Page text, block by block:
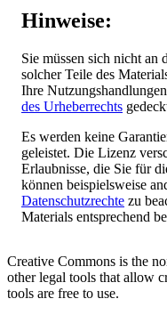
Hinweise:
Sie müssen sich nicht an
solcher Teile des
Ihre
des Urheberrechts
Es werden keine
geleistet. Die Lizenz
Erlaubnisse, die Sie für
können beispielsweise
Datenschutzrechte zu
Materials entsprechend
Creative Commons is the
other legal tools that allow
tools are free to use.